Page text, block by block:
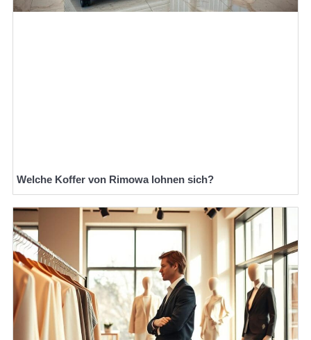
Welche Koffer von Rimowa lohnen sich?